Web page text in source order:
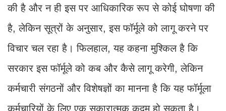
की है और न ही इस पर आधिकारिक रूप से कोई घोषणा की
है, लेकिन सूत्रों के अनुसार, इस फॉर्मूले को लागू करने पर
विचार चल रहा है। फिलहाल, यह कहना मुश्किल है कि
सरकार इस फॉर्मूले को कब और कैसे लागू करेगी, लेकिन
कर्मचारी संगठनों और विशेषज्ञों का मानना है कि यह फॉर्मूला
कर्मचारियों के लिए एक सकारात्मक कदम हो सकता है।